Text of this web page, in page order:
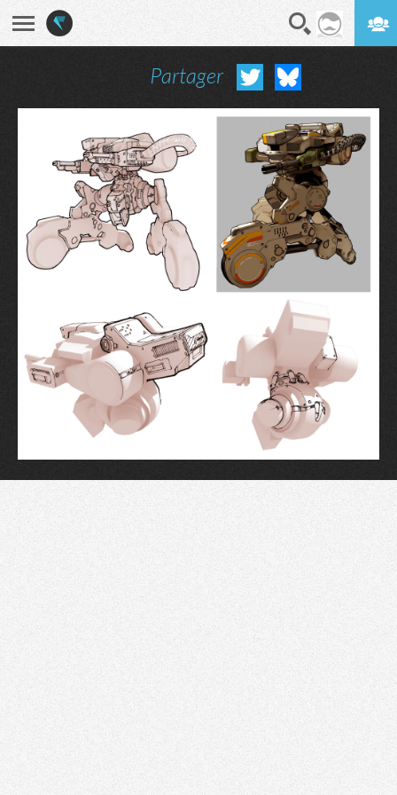
Partager